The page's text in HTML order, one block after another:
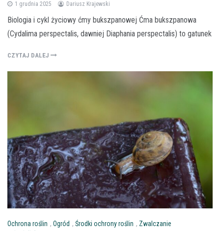
1 grudnia 2025 Dariusz Krajewski
Biologia i cykl życiowy ćmy bukszpanowej Ćma bukszpanowa
(Cydalima perspectalis, dawniej Diaphania perspectalis) to gatunek
CZYTAJ DALEJ
Ochrona roślin , Ogród , Środki ochrony roślin , Zwalczanie